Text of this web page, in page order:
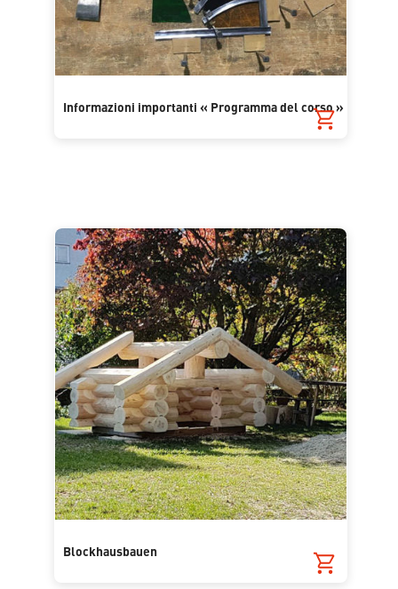
Informazioni importanti « Programma del corso »
Blockhausbauen